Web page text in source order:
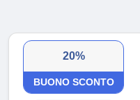
20%
BUONO SCONTO